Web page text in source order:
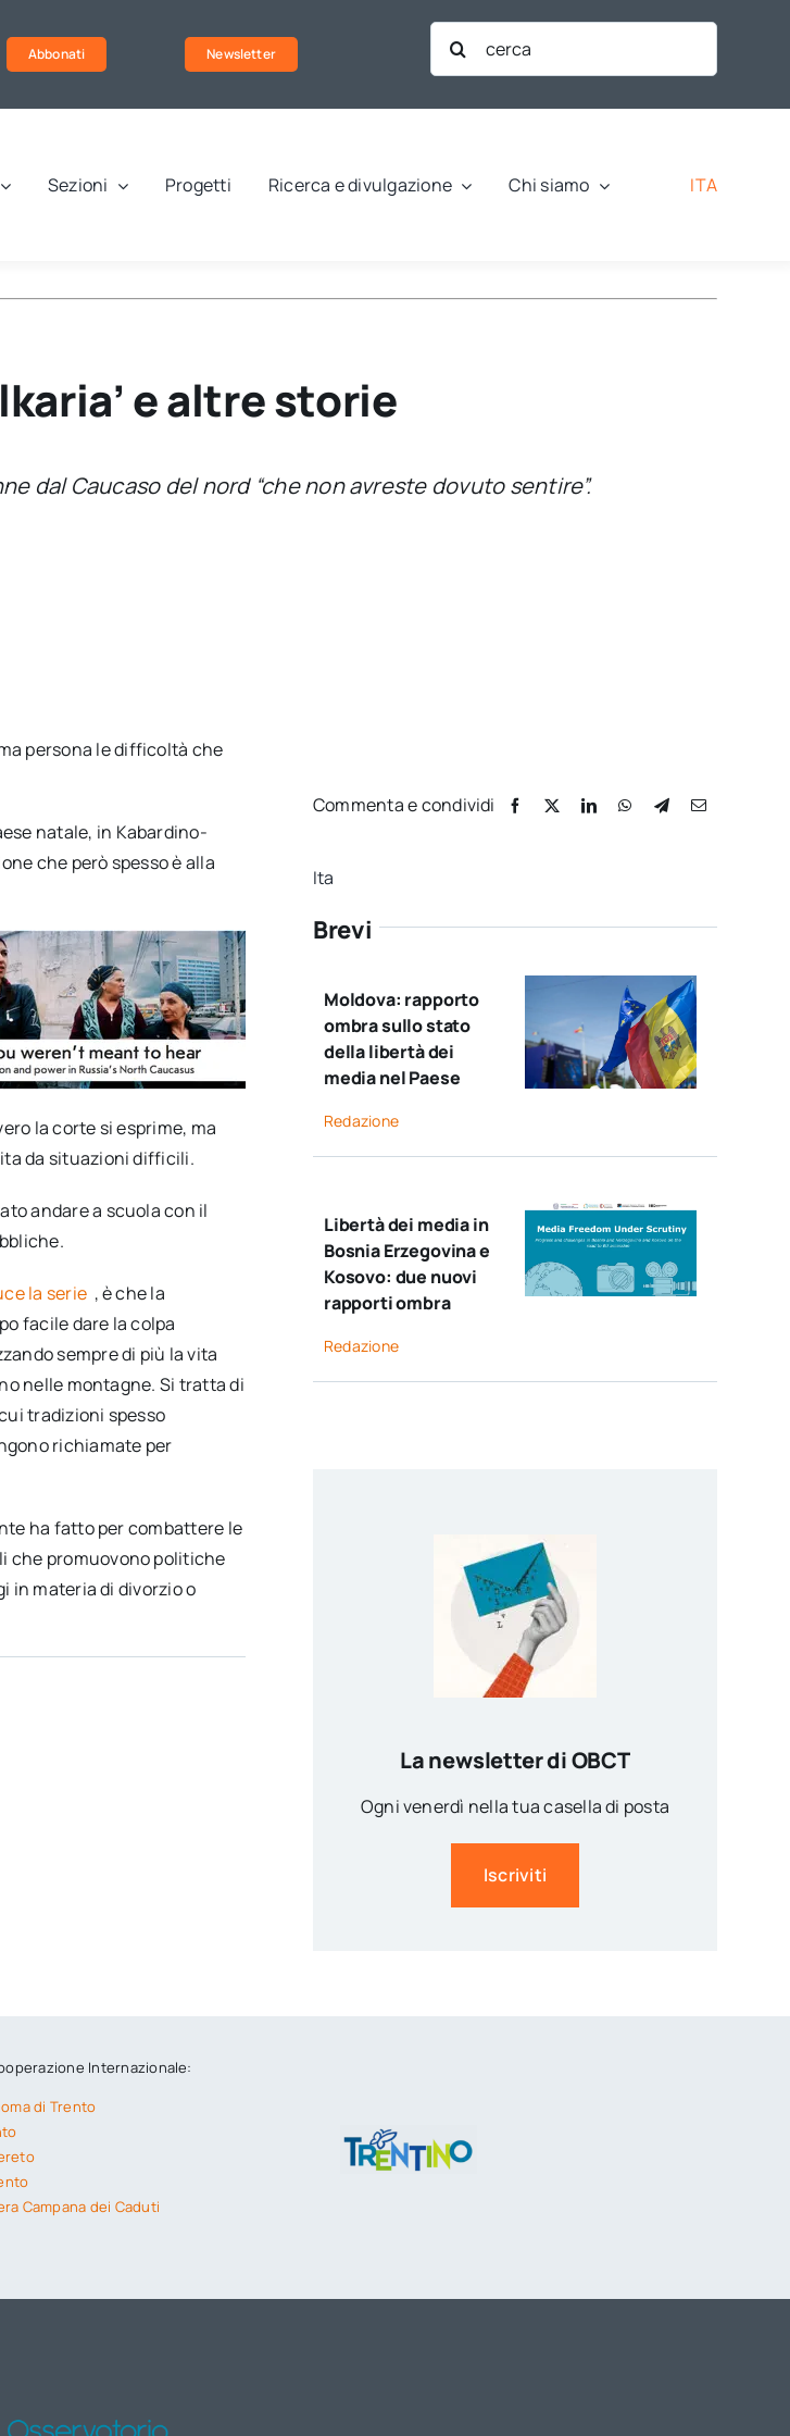
Abbonati Newsletter
Cerca
per:
Sezioni Progetti Ricerca e divulgazione Chi siamo ITA
e altre storie
dal Caucaso del nord “che non avreste dovuto sentire”.
persona le difficoltà che
natale, in Kabardino-
che però spesso è alla
la corte si esprime, ma
da situazioni difficili.
andare a scuola con il
la serie , è che la
facile dare la colpa
sempre di più la vita
nelle montagne. Si tratta di
tradizioni spesso
richiamate per
ha fatto per combattere le
che promuovono politiche
in materia di divorzio o
Commenta e condividi
Ita
Brevi
Moldova: rapporto
ombra sullo stato
della libertà dei
media nel Paese
Redazione
Libertà dei media in
Bosnia Erzegovina e
Kosovo: due nuovi
rapporti ombra
Redazione
La newsletter di OBCT
Ogni venerdì nella tua casella di posta
Iscriviti
Internazionale:
di Trento
Campana dei Caduti